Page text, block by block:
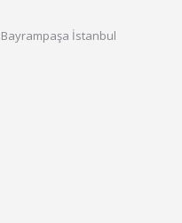
Bayrampaşa İstanbul